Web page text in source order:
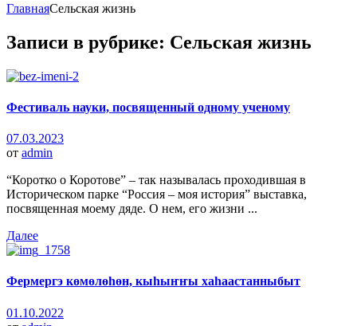
ГлавнаяСельская жизнь
Записи в рубрике: Сельская жизнь
Фестиваль науки, посвященный одному ученому
07.03.2023
от admin
“Коротко о Коротове” – так называлась проходившая в
Историческом парке “Россия – моя история” выставка,
посвященная моему дяде. О нем, его жизни ...
Далее
Фермергэ көмөлөһөн, кыһыҥҥы хаһаастанныбыт
01.10.2022